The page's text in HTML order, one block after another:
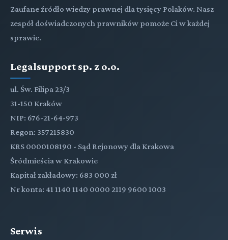
Zaufane źródło wiedzy prawnej dla tysięcy Polaków. Nasz
zespół doświadczonych prawników pomoże Ci w każdej
sprawie.
Legalsupport sp. z o.o.
ul. Św. Filipa 23/3
31-150 Kraków
NIP: 676-21-64-973
Regon: 357215830
KRS 0000108190 - Sąd Rejonowy dla Krakowa
Śródmieścia w Krakowie
Kapitał zakładowy: 683 000 zł
Nr konta: 41 1140 1140 0000 2119 9600 1003
Serwis